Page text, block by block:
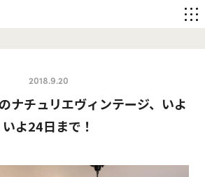
2018.9.20
ナチュリエヴィンテージ、いよ
いよ24日まで！